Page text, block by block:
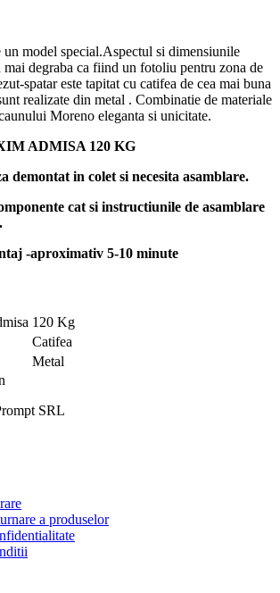
un model special.Aspectul si dimensiunile
degraba ca fiind un fotoliu pentru zona de
spatar este tapitat cu catifea de cea mai buna
realizate din metal . Combinatie de materiale
Moreno eleganta si unicitate.
ADMISA 120 KG
demontat in colet si necesita asamblare.
cat si instructiunile de asamblare
-aproximativ 5-10 minute
120 Kg
Catifea
Metal
SRL
a produselor